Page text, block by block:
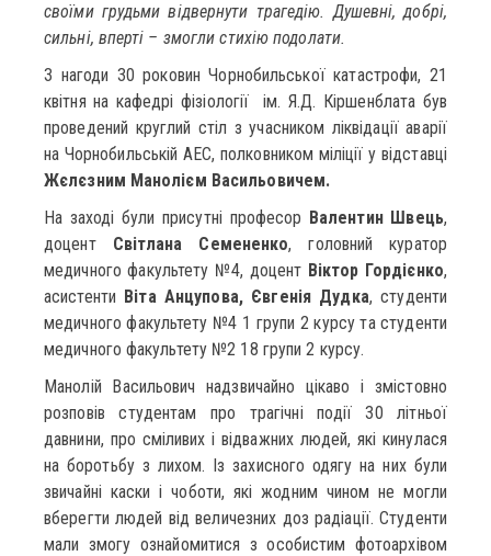
своїми грудьми відвернути трагедію. Душевні, добрі,
сильні, вперті – змогли стихію подолати.
З нагоди 30 роковин Чорнобильської катастрофи, 21
квітня на кафедрі фізіології ім. Я.Д. Кіршенблата був
проведений круглий стіл з учасником ліквідації аварії
на Чорнобильській АЕС, полковником міліції у відставці
Жєлєзним Манолієм Васильовичем.
На заході були присутні професор Валентин Швець,
доцент Світлана Семененко, головний куратор
медичного факультету №4, доцент Віктор Гордієнко,
асистенти Віта Анцупова, Євгенія Дудка, студенти
медичного факультету №4 1 групи 2 курсу та студенти
медичного факультету №2 18 групи 2 курсу.
Манолій Васильович надзвичайно цікаво і змістовно
розповів студентам про трагічні події 30 літньої
давнини, про сміливих і відважних людей, які кинулася
на боротьбу з лихом. Із захисного одягу на них були
звичайні каски і чоботи, які жодним чином не могли
вберегти людей від величезних доз радіації. Студенти
мали змогу ознайомитися з особистим фотоархівом